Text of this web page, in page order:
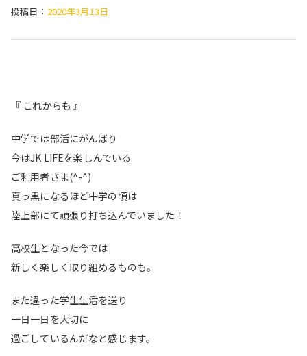
投稿日： 2020年3月13日
『 これからも 』
中学では部活にがんばり
今はJK LIFEを楽しんでいる
ご利用者さま(^-^)
真っ黒になるほど中学の頃は
陸上部にて頑張り打ち込んでいました！
高校生となった今では
新しく楽しく取り組めるものも。
また違った学生生活を送り
一日一日を大切に
過ごしているんだなと感じます。